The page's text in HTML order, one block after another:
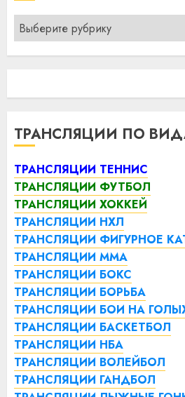
Рубрики
ТРАНСЛЯЦИИ ПО
ТРАНСЛЯЦИИ ТЕННИС
ТРАНСЛЯЦИИ ФУТБОЛ
ТРАНСЛЯЦИИ ХОККЕЙ
ТРАНСЛЯЦИИ НХЛ
ТРАНСЛЯЦИИ ФИГУРНОЕ
ТРАНСЛЯЦИИ ММА
ТРАНСЛЯЦИИ БОКС
ТРАНСЛЯЦИИ БОРЬБА
ТРАНСЛЯЦИИ БОИ НА
ТРАНСЛЯЦИИ БАСКЕТБОЛ
ТРАНСЛЯЦИИ НБА
ТРАНСЛЯЦИИ ВОЛЕЙБОЛ
ТРАНСЛЯЦИИ ГАНДБОЛ